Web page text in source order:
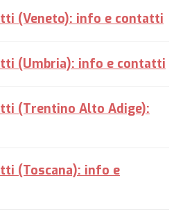
(Veneto): info e contatti
(Umbria): info e contatti
(Trentino Alto Adige):
(Toscana): info e